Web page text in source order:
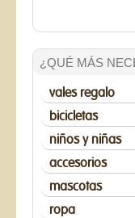
¿QUÉ MÁS
vales regalo
bicicletas
niños y niñas
accesorios
mascotas
ropa